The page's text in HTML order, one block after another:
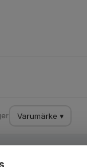
Varumärke ▾